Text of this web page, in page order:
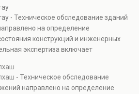
эксплуатационной безопасности.
при покупке недвижимости,
и реконструкции объектов, а
разбирательствах и технических
- Техническое обследование зданий
на определение
конструкций и инженерных
экспертиза включает
эксплуатационной безопасности.
при покупке недвижимости,
и реконструкции объектов, а
- Техническое обследование
направлено на определение